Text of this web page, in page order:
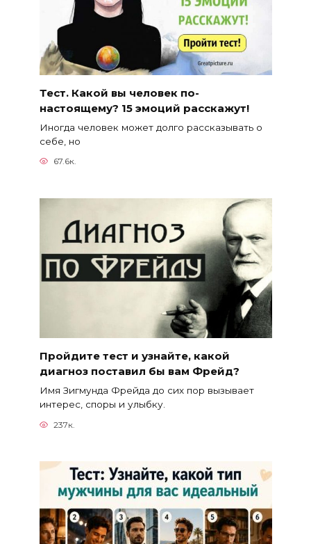
Тест. Какой вы человек по-
настоящему? 15 эмоций расскажут!
Иногда человек может долго рассказывать о
себе, но
67.6к.
Пройдите тест и узнайте, какой
диагноз поставил бы вам Фрейд?
Имя Зигмунда Фрейда до сих пор вызывает
интерес, споры и улыбку.
237к.